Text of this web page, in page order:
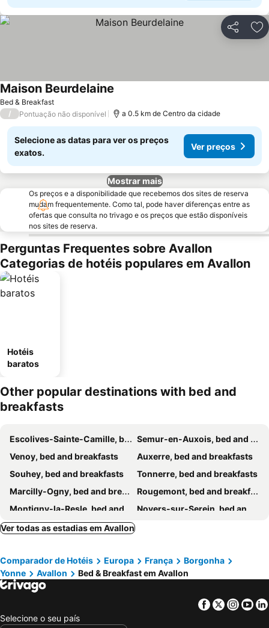
Partilhar
Bed & Breakfast
Maison Beurdelaine
/ Pontuação não disponível a 0.5 km de Centro da cidade
Selecione as datas para ver os preços
exatos.
Ver preços
Mostrar mais
Os preços e a disponibilidade que recebemos dos sites de reserva
mudam frequentemente. Como tal, pode haver diferenças entre as
ofertas que consulta no trivago e os preços que estão disponíveis
nos sites de reserva.
Perguntas Frequentes sobre Avallon
Categorias de hotéis populares em Avallon
Hotéis
baratos
Other popular destinations with bed and
breakfasts
Escolives-Sainte-Camille, bed and breakfasts
Semur-en-Auxois, bed and breakfasts
Venoy, bed and breakfasts
Auxerre, bed and breakfasts
Souhey, bed and breakfasts
Tonnerre, bed and breakfasts
Marcilly-Ogny, bed and breakfasts
Rougemont, bed and breakfasts
Montigny-la-Resle, bed and breakfasts
Noyers-sur-Serein, bed and breakfasts
Lainsecq, bed and breakfasts
Vézelay, bed and breakfasts
La Chapelle-Saint-André, bed and breakfasts
Chevroches, bed and breakfasts
Étais-la-Sauvin, bed and breakfasts
Stigny, bed and breakfasts
Chassignelles, bed and breakfasts
Grimault, bed and breakfasts
Ver todas as estadias em Avallon
Comparador de Hotéis Europa França
Borgonha
Yonne
Avallon Bed & Breakfast em Avallon
Facebook
Twitter
Selecione o seu país